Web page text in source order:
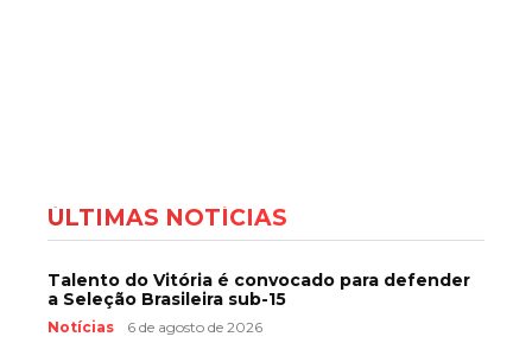
ÚLTIMAS NOTÍCIAS
Talento do Vitória é convocado para defender
a Seleção Brasileira sub-15
Notícias 6 de agosto de 2026